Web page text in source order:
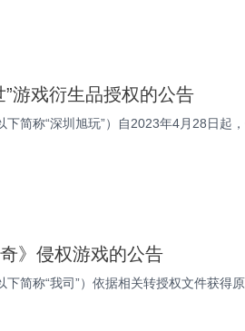
”游戏衍生品授权的公告
简称“深圳旭玩”）自2023年4月28日起
》侵权游戏的公告
简称“我司”）依据相关转授权文件获得